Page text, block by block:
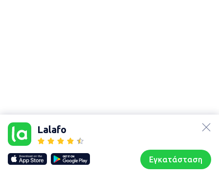
Lalafo
Εγκατάσταση
Our websites
lalafo.kg
lalafo.rs
lalafo.pl
Sitemap
Χάρτης
Συζητήσεις Προφίλ